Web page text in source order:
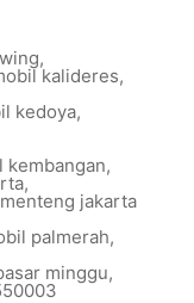
,
kalideres,
kedoya,
kembangan,
,
jakarta
palmerah,
minggu,